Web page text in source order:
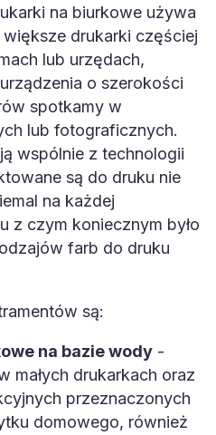
na biurkowe używa
drukarki częściej
lub urzędach,
o szerokości
spotkamy w
lub fotograficznych.
wspólnie z technologii
są do druku nie
na każdej
z czym koniecznym było
farb do druku
są:
na bazie wody -
małych drukarkach oraz
przeznaczonych
domowego, również